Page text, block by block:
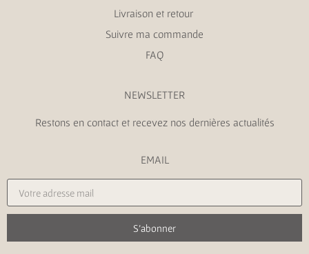
Livraison et retour
Suivre ma commande
FAQ
NEWSLETTER
Restons en contact et recevez nos dernières actualités
EMAIL
S'abonner